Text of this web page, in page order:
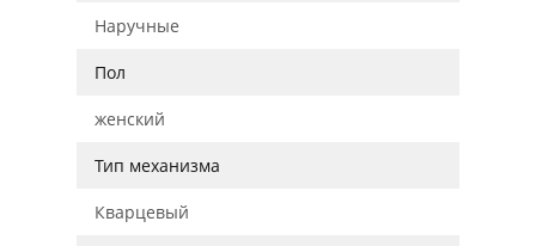
Наручные
Пол
женский
Тип механизма
Кварцевый